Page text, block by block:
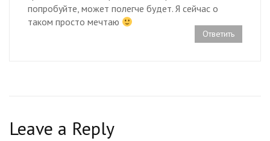
попробуйте, может полегче будет. Я сейчас о
таком просто мечтаю
Ответить
Leave a Reply